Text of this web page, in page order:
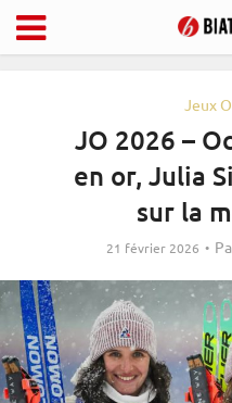
Jeux
JO 2026 –
en or, Julia
sur la
21 février 2026